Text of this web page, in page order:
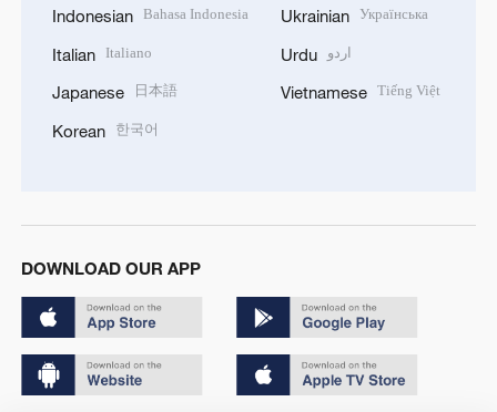
Indonesian Bahasa Indonesia
Italian Italiano
Japanese 日本語
Korean 한국어
Ukrainian Українська
Urdu اردو
Vietnamese Tiếng Việt
DOWNLOAD OUR APP